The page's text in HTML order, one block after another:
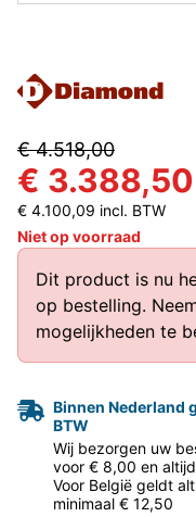
€ 4.518,00
€ 3.388,50
€ 4.100,09 incl. BTW
Niet op voorraad
Dit product is nu
op bestelling.
mogelijkheden te
Binnen Nederland
BTW
Wij bezorgen uw
voor € 8,00 en
Voor België geldt
minimaal € 12,50